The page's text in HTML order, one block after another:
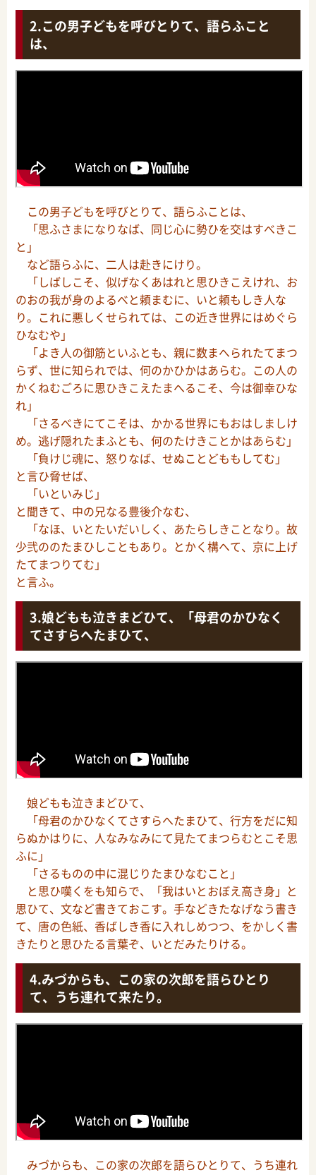
この男子どもを呼びとりて、語らふこと
は、
この男子どもを呼びとりて、語らふことは、
「思ふさまになりなば、同じ心に勢ひを交はすべきこ
と」
など語らふに、二人は赴きにけり。
「しばしこそ、似げなくあはれと思ひきこえけれ、お
のおの我が身のよるべと頼まむに、いと頼もしき人な
り。これに悪しくせられては、この近き世界にはめぐら
ひなむや」
「よき人の御筋といふとも、親に数まへられたてまつ
らず、世に知られでは、何のかひかはあらむ。この人の
かくねむごろに思ひきこえたまへるこそ、今は御幸ひな
れ」
「さるべきにてこそは、かかる世界にもおはしましけ
め。逃げ隠れたまふとも、何のたけきことかはあらむ」
「負けじ魂に、怒りなば、せぬことどももしてむ」
と言ひ脅せば、
「いといみじ」
と聞きて、中の兄なる豊後介なむ、
「なほ、いとたいだいしく、あたらしきことなり。故
少弐ののたまひしこともあり。とかく構へて、京に上げ
たてまつりてむ」
と言ふ。
娘どもも泣きまどひて、「母君のかひなく
てさすらへたまひて、
娘どもも泣きまどひて、
「母君のかひなくてさすらへたまひて、行方をだに知
らぬかはりに、人なみなみにて見たてまつらむとこそ思
ふに」
「さるものの中に混じりたまひなむこと」
と思ひ嘆くをも知らで、「我はいとおぼえ高き身」と
思ひて、文など書きておこす。手などきたなげなう書き
て、唐の色紙、香ばしき香に入れしめつつ、をかしく書
きたりと思ひたる言葉ぞ、いとだみたりける。
みづからも、この家の次郎を語らひとり
て、うち連れて来たり。
みづからも、この家の次郎を語らひとりて、うち連れ